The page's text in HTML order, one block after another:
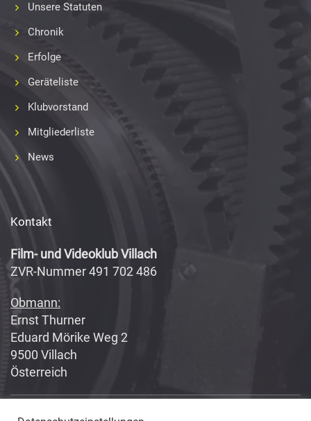
Unsere Statuten
Chronik
Erfolge
Geräteliste
Klubvorstand
Mitgliederliste
News
Kontakt
Film- und Videoklub Villach
ZVR-Nummer 491 702 486
Obmann:
Ernst Thurner
Eduard Mörike Weg 2
9500 Villach
Österreich